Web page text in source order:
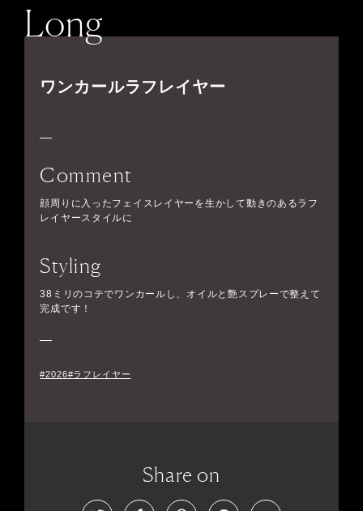
Long
ワンカールラフレイヤー
Comment
顔周りに入ったフェイスレイヤーを生かして動きのあるラフ
レイヤースタイルに
Styling
38ミリのコテでワンカールし、オイルと艶スプレーで整えて
完成です！
#2026#ラフレイヤー
Share on